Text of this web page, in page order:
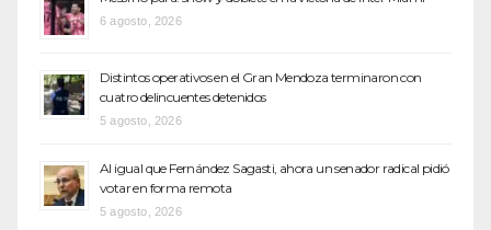
6 agosto, 2026
Distintos operativos en el Gran Mendoza terminaron con
cuatro delincuentes detenidos
5 agosto, 2026
Al igual que Fernández Sagasti, ahora un senador radical pidió
votar en forma remota
5 agosto, 2026